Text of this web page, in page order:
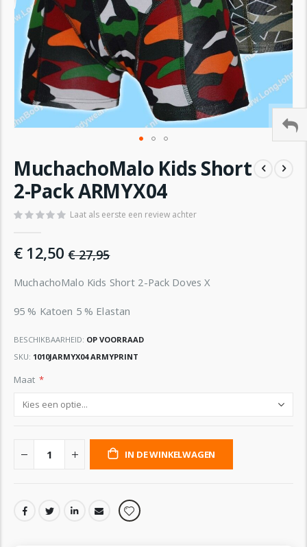
naar
het
begin
de
gallerij
MuchachoMalo Kids Short
2-Pack ARMYX04
Laat als eerste een review achter
€ 12,50 € 27,95
MuchachoMalo Kids Short 2-Pack Doves X
95 % Katoen 5 % Elastan
BESCHIKBAARHEID: OP VOORRAAD
SKU 1010JARMYX04 ARMYPRINT
Maat
IN DE WINKELWAGEN